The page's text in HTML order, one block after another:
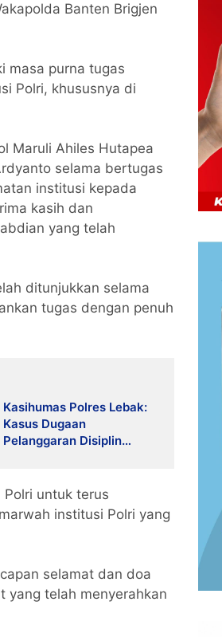
Banten Brigjen
masa purna tugas
Polri, khususnya di
Maruli Ahiles Hutapea
selama bertugas
institusi kepada
kasih dan
yang telah
ditunjukkan selama
tugas dengan penuh
Kasihumas Polres Lebak:
Kasus Dugaan
Pelanggaran Disiplin
Propam Polda Banten
untuk terus
institusi Polri yang
selamat dan doa
yang telah menyerahkan